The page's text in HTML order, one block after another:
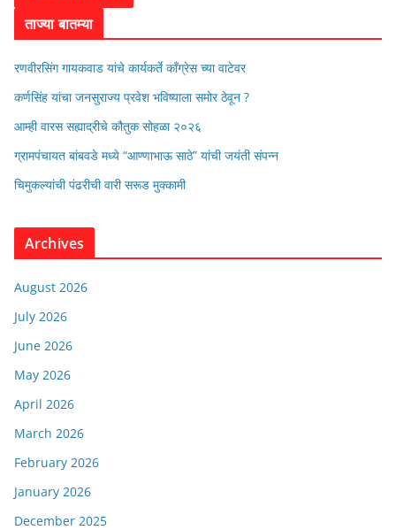
ताज्या बातम्या
रणवीरसिंग गायकवाड यांचे कार्यकर्ते कॉंग्रेस च्या वाटेवर
कर्णसिंह यांचा जनसुराज्य प्रवेश भविष्याला समोर ठेवून ?
आम्ही वारस सह्याद्रीचे कौतुक सोहळा २०२६
ग्रामपंचायत बांबवडे मध्ये “आण्णाभाऊ साठे” यांची जयंती संपन्न
चिमुकल्यांची पंढरीची वारी सरूड मुक्कामी
Archives
August 2026
July 2026
June 2026
May 2026
April 2026
March 2026
February 2026
January 2026
December 2025